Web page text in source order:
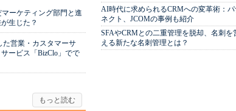
ーケティング部門と進
生じた？
た営業・カスタマーサ
ービス「BizClo」でで
AI時代に求められるCRMへの変革術：パ
ネクト、JCOMの事例も紹介
SFAやCRMとの二重管理を脱却、名刺を
える新たな名刺管理とは？